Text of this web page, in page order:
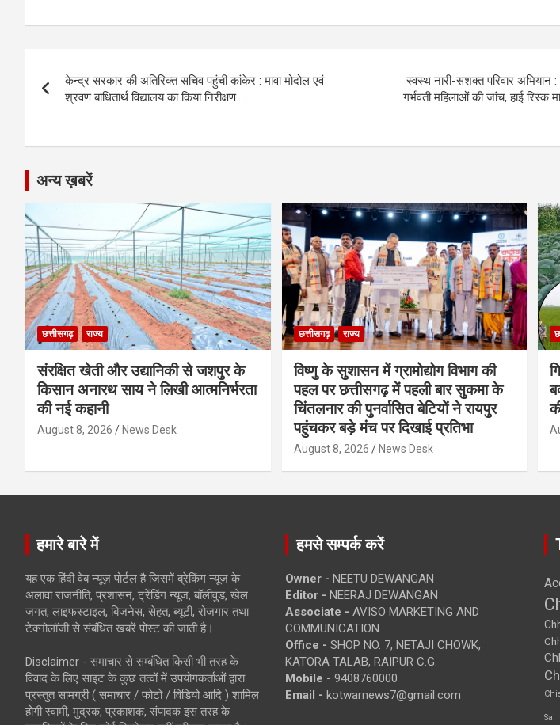
ce
o
o
se
g
er
at
A
p
e
a
m
ail py
n
ar
navigation
केन्द्र सरकार की अतिरिक्त सचिव पहुंची कांकेर : मावा मोदोल एवं
श्रवण बाधितार्थ विद्यालय का किया निरीक्षण…..
स्वस्थ नारी-सशक्त परिवार
गर्भवती महिलाओं की जांच, हाई
अन्य ख़बरें
छत्तीसगढ़ राज्य
संरक्षित खेती और उद्यानिकी से जशपुर के
किसान अनारथ साय ने लिखी आत्मनिर्भरता
की नई कहानी
August 8, 2026 News Desk
छत्तीसगढ़ राज्य
विष्णु के सुशासन में ग्रामोद्योग विभाग की
पहल पर छत्तीसगढ़ में पहली बार सुकमा के
चिंतलनार की पुनर्वासित बेटियों ने रायपुर
पहुंचकर बड़े मंच पर दिखाई प्रतिभा
August 8, 2026 News Desk
हमारे बारे में
यह एक हिंदी वेब न्यूज़ पोर्टल है जिसमें ब्रेकिंग न्यूज़ के
अलावा राजनीति, प्रशासन, ट्रेंडिंग न्यूज, बॉलीवुड, खेल
जगत, लाइफस्टाइल, बिजनेस, सेहत, ब्यूटी, रोजगार तथा
टेक्नोलॉजी से संबंधित खबरें पोस्ट की जाती है।
Disclaimer - समाचार से सम्बंधित किसी भी तरह के
विवाद के लिए साइट के कुछ तत्वों में उपयोगकर्ताओं द्वारा
प्रस्तुत सामग्री ( समाचार / फोटो / विडियो आदि ) शामिल
होगी स्वामी, मुद्रक, प्रकाशक, संपादक इस तरह के
हमसे सम्पर्क करें
Owner - NEETU DEWANGAN
Editor - NEERAJ DEWANGAN
Associate - AVISO MARKETING AND
COMMUNICATION
Office - SHOP NO. 7, NETAJI CHOWK,
KATORA TALAB, RAIPUR C.G.
Mobile - 9408760000
Email - kotwarnews7@gmail.com
Sai